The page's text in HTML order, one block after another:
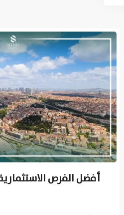
أفضل الفرص